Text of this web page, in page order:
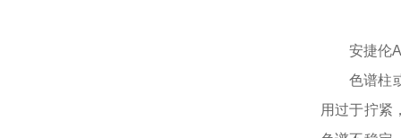
安捷伦
色谱柱
用过于拧紧